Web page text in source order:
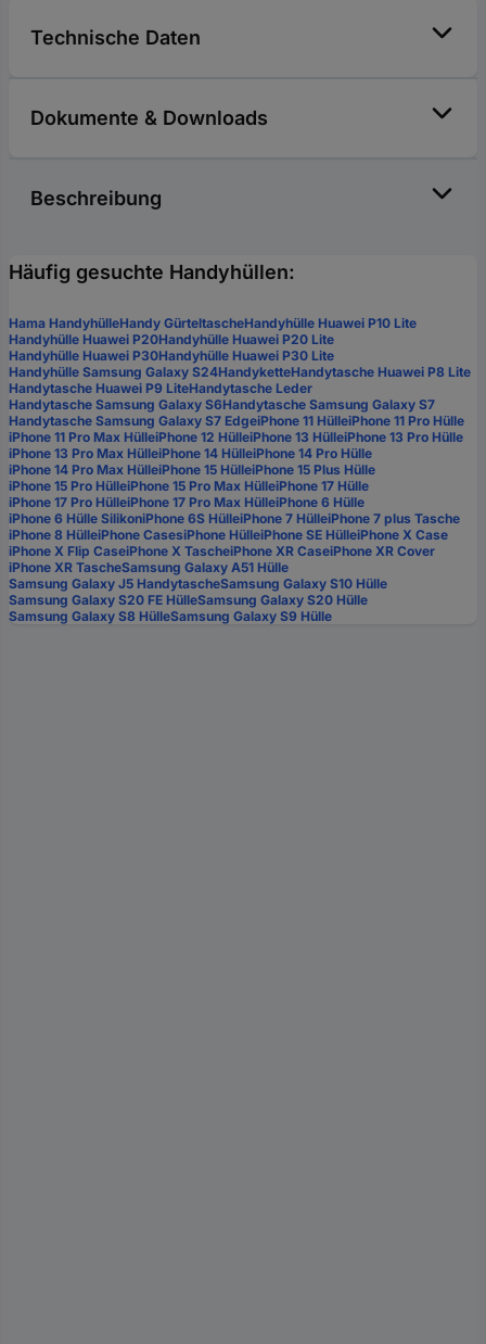
Technische Daten
Dokumente & Downloads
Beschreibung
Häufig gesuchte Handyhüllen:
Hama HandyhülleHandy GürteltascheHandyhülle Huawei P10 Lite
Handyhülle Huawei P20Handyhülle Huawei P20 Lite
Handyhülle Huawei P30Handyhülle Huawei P30 Lite
Handyhülle Samsung Galaxy S24HandyketteHandytasche Huawei P8 Lite
Handytasche Huawei P9 LiteHandytasche Leder
Handytasche Samsung Galaxy S6Handytasche Samsung Galaxy S7
Handytasche Samsung Galaxy S7 EdgeiPhone 11 HülleiPhone 11 Pro Hülle
iPhone 11 Pro Max HülleiPhone 12 HülleiPhone 13 HülleiPhone 13 Pro Hülle
iPhone 13 Pro Max HülleiPhone 14 HülleiPhone 14 Pro Hülle
iPhone 14 Pro Max HülleiPhone 15 HülleiPhone 15 Plus Hülle
iPhone 15 Pro HülleiPhone 15 Pro Max HülleiPhone 17 Hülle
iPhone 17 Pro HülleiPhone 17 Pro Max HülleiPhone 6 Hülle
iPhone 6 Hülle SilikoniPhone 6S HülleiPhone 7 HülleiPhone 7 plus Tasche
iPhone 8 HülleiPhone CasesiPhone HülleiPhone SE HülleiPhone X Case
iPhone X Flip CaseiPhone X TascheiPhone XR CaseiPhone XR Cover
iPhone XR TascheSamsung Galaxy A51 Hülle
Samsung Galaxy J5 HandytascheSamsung Galaxy S10 Hülle
Samsung Galaxy S20 FE HülleSamsung Galaxy S20 Hülle
Samsung Galaxy S8 HülleSamsung Galaxy S9 Hülle